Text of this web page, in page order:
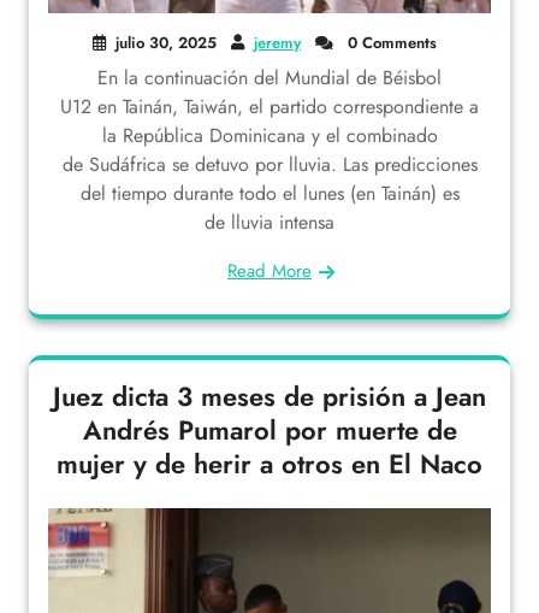
julio 30, 2025 jeremy 0 Comments
En la continuación del Mundial de Béisbol
U12 en Tainán, Taiwán, el partido correspondiente a
la República Dominicana y el combinado
de Sudáfrica se detuvo por lluvia. Las predicciones
del tiempo durante todo el lunes (en Tainán) es
de lluvia intensa
Read More
Juez dicta 3 meses de prisión a Jean
Andrés Pumarol por muerte de
mujer y de herir a otros en El Naco